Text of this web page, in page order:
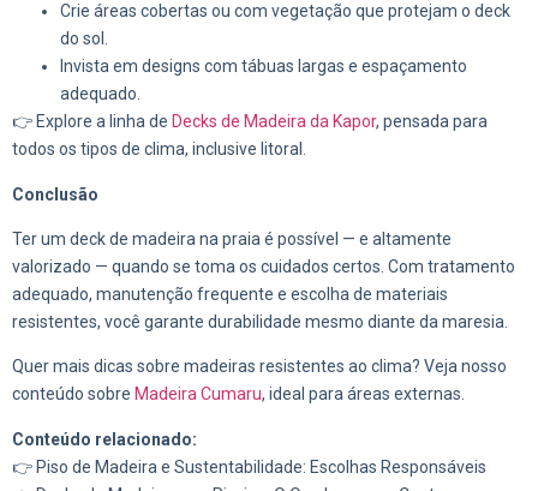
Crie áreas cobertas ou com vegetação que protejam o deck
do sol.
Invista em designs com tábuas largas e espaçamento
adequado.
👉 Explore a linha de Decks de Madeira da Kapor, pensada para
todos os tipos de clima, inclusive litoral.
Conclusão
Ter um deck de madeira na praia é possível — e altamente
valorizado — quando se toma os cuidados certos. Com tratamento
adequado, manutenção frequente e escolha de materiais
resistentes, você garante durabilidade mesmo diante da maresia.
Quer mais dicas sobre madeiras resistentes ao clima? Veja nosso
conteúdo sobre Madeira Cumaru, ideal para áreas externas.
Conteúdo relacionado:
👉 Piso de Madeira e Sustentabilidade: Escolhas Responsáveis